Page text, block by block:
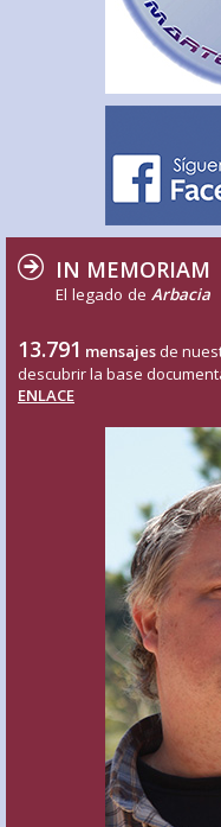
IN MEMORIAM
El legado de Arbacia
13.791 mensajes de
descubrir la base
ENLACE